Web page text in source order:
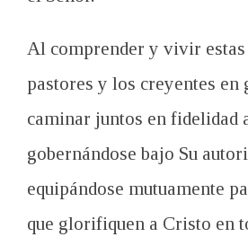
Al comprender y vivir estas
pastores y los creyentes en
caminar juntos en fidelidad
gobernándose bajo Su
equipándose mutuamente
que glorifiquen a Cristo en